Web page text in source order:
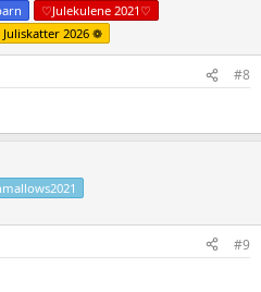
♡Julekulene 2021♡
2026 ❁
#8
#9